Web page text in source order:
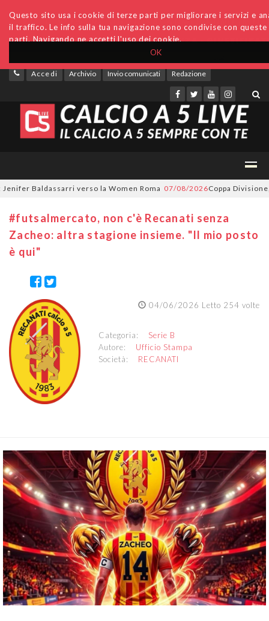
OK
Questo sito usa i cookie di terze parti per migliorare i servizi e
il traffico. Le info sulla tua navigazione sono condivise con
parti. Navigando ne accetti l'uso dei cookie.
Accedi Archivio Invio comunicati Redazione
Baldassarri verso la Women Roma 07/08/2026Coppa Divisione, si
#futsalmercato, non c'è Recanati senza
Zacheo: altra stagione insieme. "Il mio posto
è qui"
04/06/2026 Letto 254 volte
Categoria: Serie B
Autore: Ufficio Stampa
Società: RECANATI